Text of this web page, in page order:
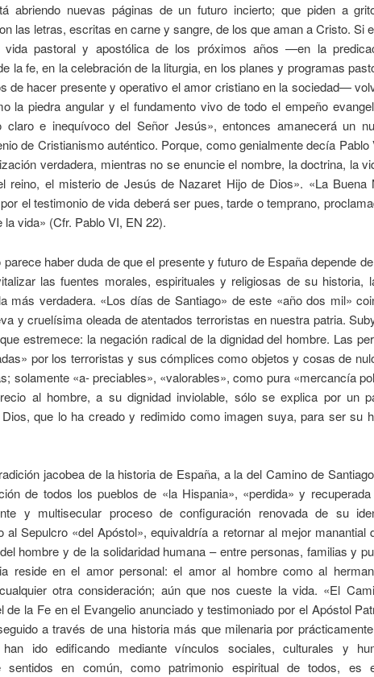
abriendo nuevas páginas de un futuro incierto; que piden a
las letras, escritas en carne y sangre, de los que aman a Cristo. Si
pastoral y apostólica de los próximos años —en la
la fe, en la celebración de la liturgia, en los planes y programas
de hacer presente y operativo el amor cristiano en la sociedad—
la piedra angular y el fundamento vivo de todo el empeño
claro e inequívoco del Señor Jesús», entonces amanecerá un
de Cristianismo auténtico. Porque, como genialmente decía Pablo
verdadera, mientras no se enuncie el nombre, la doctrina, la
reino, el misterio de Jesús de Nazaret Hijo de Dios». «La Buena
el testimonio de vida deberá ser pues, tarde o temprano,
la vida» (Cfr. Pablo VI, EN 22).
parece haber duda de que el presente y futuro de España depende
las fuentes morales, espirituales y religiosas de su historia,
más verdadera. «Los días de Santiago» de este «año dos mil»
y cruelísima oleada de atentados terroristas en nuestra patria.
estremece: la negación radical de la dignidad del hombre. Las
por los terroristas y sus cómplices como objetos y cosas de
solamente «a- preciables», «valorables», como pura «mercancía
al hombre, a su dignidad inviolable, sólo se explica por un
que lo ha creado y redimido como imagen suya, para ser su
jacobea de la historia de España, a la del Camino de
de todos los pueblos de «la Hispania», «perdida» y
y multisecular proceso de configuración renovada de su
al Sepulcro «del Apóstol», equivaldría a retornar al mejor manantial
hombre y de la solidaridad humana – entre personas, familias y
reside en el amor personal: el amor al hombre como al
otra consideración; aún que nos cueste la vida. «El
de la Fe en el Evangelio anunciado y testimoniado por el Apóstol
a través de una historia más que milenaria por
ido edificando mediante vínculos sociales, culturales y
sentidos en común, como patrimonio espiritual de todos, es